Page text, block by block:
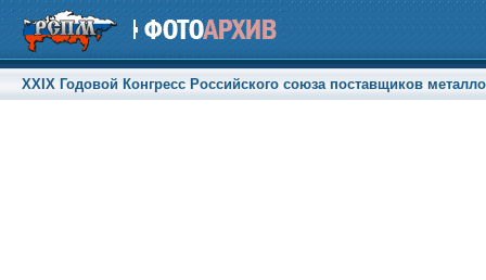
XXIX Годовой Конгресс Российского союза поставщиков